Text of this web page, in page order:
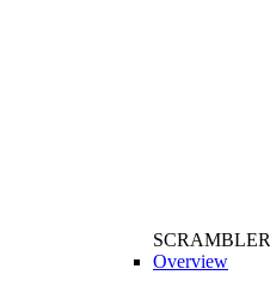
SCRAMBLER
Overview